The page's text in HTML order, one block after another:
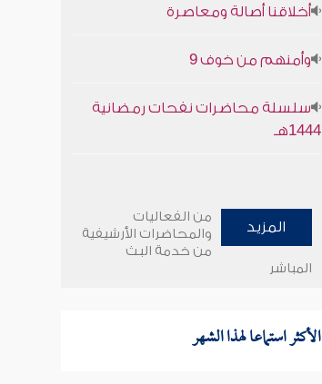
أخلاقنا أصالة ومعاصرة
وأمنهم من خوف 9
سلسلة محاضرات نفحات رمضانية
1444هـ
المزيد
من الفعاليات
والمحاضرات الأرشيفية
من خدمة البث
المباشر
الأكثر استماعا لهذا الشهر